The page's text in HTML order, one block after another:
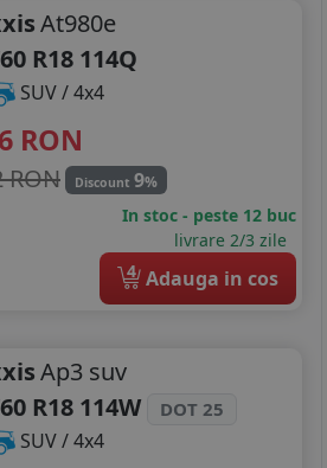
At980e
R18 114Q
SUV / 4x4
RON
RON Discount 9%
In stoc - peste 12 buc
livrare 2/3 zile
4 Adauga in cos
Ap3 suv
R18 114W
DOT 25
SUV / 4x4